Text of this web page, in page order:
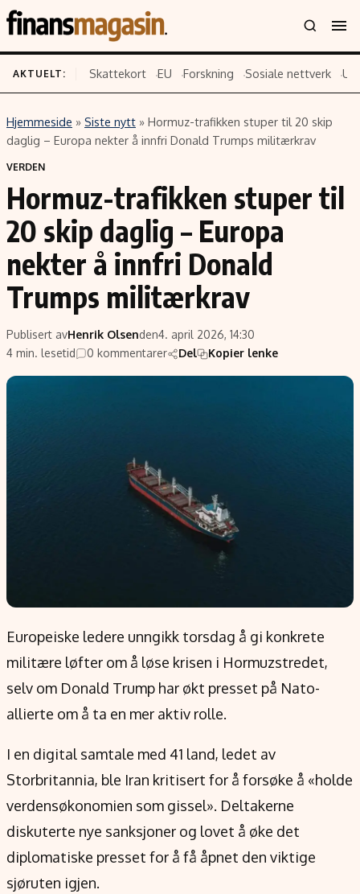
Innhold
Siste nytt
Eiendom
Energi og klima
Finans
Fritid
Hav og sjømat
Verden
Emner
Økonomi
Politikk
Selskaper
Teknologi
Forbrukerrettigheter
Aksjer
Retningslinjer
Retningslinjer for rettelser
Redaksjonell policy
Kontakt oss
Alt om penger på engelsk
AKTUELT: Skattekort EU Forskning Sosiale nettverk
Hjemmeside » Siste nytt » Hormuz-trafikken stuper til 20 skip
daglig – Europa nekter å innfri Donald Trumps militærkrav
VERDEN
Hormuz-trafikken stuper til
20 skip daglig – Europa
nekter å innfri Donald
Trumps militærkrav
Publisert avHenrik Olsenden4. april 2026, 14:30
4 min. lesetid
0 kommentarer Del Kopier lenke
Europeiske ledere unngikk torsdag å gi konkrete
militære løfter om å løse krisen i Hormuzstredet,
selv om Donald Trump har økt presset på Nato-
allierte om å ta en mer aktiv rolle.
I en digital samtale med 41 land, ledet av
Storbritannia, ble Iran kritisert for å forsøke å «holde
verdensøkonomien som gissel». Deltakerne
diskuterte nye sanksjoner og lovet å øke det
diplomatiske presset for å få åpnet den viktige
sjøruten igjen.